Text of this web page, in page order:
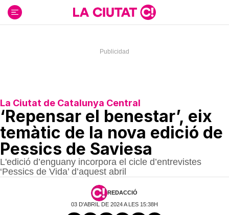
contenido
La Ciutat de Catalunya Central
‘Repensar el benestar’, eix
temàtic de la nova edició de
Pessics de Saviesa
L'edició d’enguany incorpora el cicle d’entrevistes
‘Pessics de Vida’ d’aquest abril
REDACCIÓ
03 D'ABRIL DE 2024 A LES 15:38H